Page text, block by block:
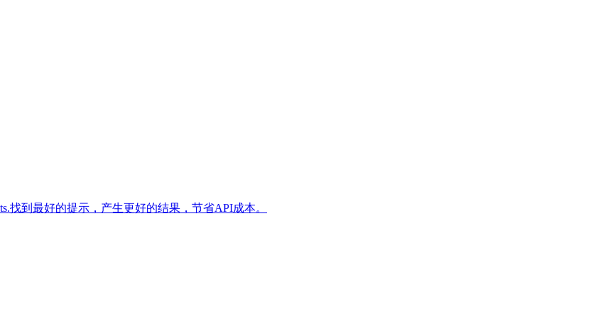
找到最好的提示，产生更好的结果，节省API成本。